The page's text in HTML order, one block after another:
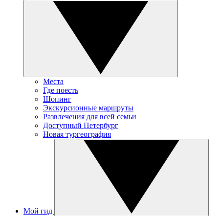
Места
Где поесть
Шопинг
Экскурсионные маршруты
Развлечения для всей семьи
Доступный Петербург
Новая тургеография
Мой гид